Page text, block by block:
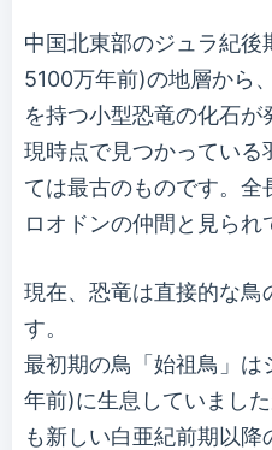
中国北東部のジュラ紀
5100万年前)の地層から
を持つ小型恐竜の化石が
現時点で見つかっている
ては最古のものです。全
ロオドンの仲間と見られ
現在、恐竜は直接的な鳥
す。
最初期の鳥「始祖鳥」
年前)に生息していまし
も新しい白亜紀前期以